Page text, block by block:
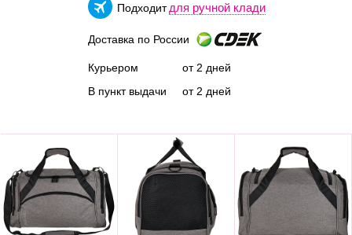
Подходит для ручной клади
Доставка по России
Курьером
В пункт выдачи
от 2 дней
от 2 дней